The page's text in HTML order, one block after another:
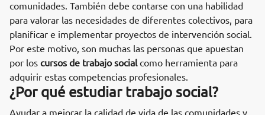
comunidades. También debe contarse con una habilidad
para valorar las necesidades de diferentes colectivos, para
planificar e implementar proyectos de intervención social.
Por este motivo, son muchas las personas que apuestan
por los cursos de trabajo socialcomo herramienta para
adquirir estas competencias profesionales.
¿Por qué estudiar trabajo social?
Ayudar a mejorar la calidad de vida de las comunidades y